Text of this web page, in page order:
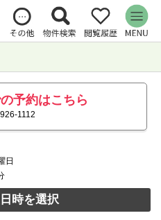
予約はこちら
1112
日
時を選択